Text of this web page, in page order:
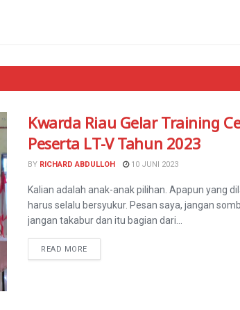
Kwarda Riau Gelar Training
Peserta LT-V Tahun 2023
BY RICHARD ABDULLOH 10 JUNI 2023
Kalian adalah anak-anak pilihan. Apapun yang
harus selalu bersyukur. Pesan saya, jangan
jangan takabur dan itu bagian dari...
READ MORE